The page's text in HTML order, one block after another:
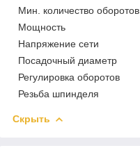
Мин. количество оборотов
Мощность
Напряжение сети
Посадочный диаметр
Регулировка оборотов
Резьба шпинделя
Скрыть